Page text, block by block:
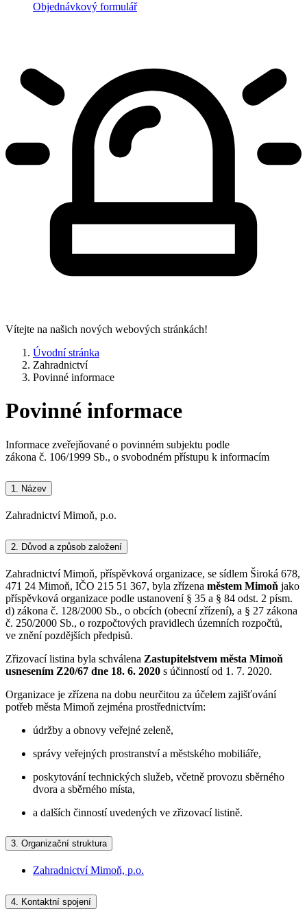
Objednávkový formulář
Vítejte na našich nových webových stránkách!
Úvodní stránka
Zahradnictví
Povinné informace
Povinné informace
Informace zveřejňované o povinném subjektu podle
zákona č. 106/1999 Sb., o svobodném přístupu k informacím
1. Název
Zahradnictví Mimoň, p.o.
2. Důvod a způsob založení
Zahradnictví Mimoň, příspěvková organizace, se sídlem Široká 678,
471 24 Mimoň, IČO 215 51 367, byla zřízena městem Mimoň jako
příspěvková organizace podle ustanovení § 35 a § 84 odst. 2 písm.
d) zákona č. 128/2000 Sb., o obcích (obecní zřízení), a § 27 zákona
č. 250/2000 Sb., o rozpočtových pravidlech územních rozpočtů,
ve znění pozdějších předpisů.
Zřizovací listina byla schválena Zastupitelstvem města Mimoň
usnesením Z20/67 dne 18. 6. 2020 s účinností od 1. 7. 2020.
Organizace je zřízena na dobu neurčitou za účelem zajišťování
potřeb města Mimoň zejména prostřednictvím:
údržby a obnovy veřejné zeleně,
správy veřejných prostranství a městského mobiliáře,
poskytování technických služeb, včetně provozu sběrného
dvora a sběrného místa,
a dalších činností uvedených ve zřizovací listině.
3. Organizační struktura
Zahradnictví Mimoň, p.o.
4. Kontaktní spojení